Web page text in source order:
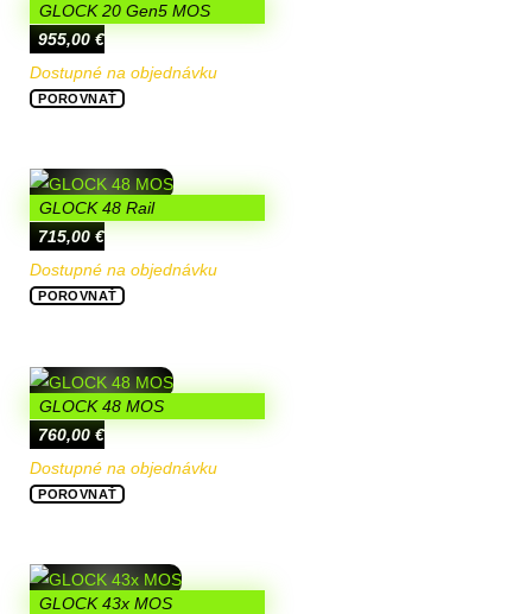
GLOCK 20 Gen5 MOS
955,00€
Dostupné na objednávku
POROVNAŤ
GLOCK 48 Rail
715,00€
Dostupné na objednávku
POROVNAŤ
GLOCK 48 MOS
760,00€
Dostupné na objednávku
POROVNAŤ
GLOCK 43x MOS